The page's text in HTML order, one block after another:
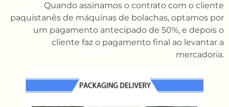
Quando assinamos o contrato com o cliente
paquistanês de máquinas de bolachas, optamos por
um pagamento antecipado de 50%, e depois o
cliente faz o pagamento final ao levantar a
mercadoria.